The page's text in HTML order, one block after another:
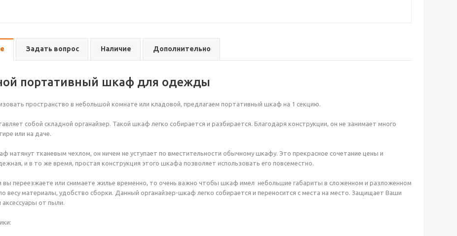
Задать вопрос Наличие Дополнительно
портативный шкаф для одежды
пространство в небольшой комнате или кладовой, предлагаем портативный шкаф на 1 секцию.
собой складной органайзер. Такой шкаф легко собирается и разбирается. Благодаря конструкции, он не занимает много
или на даче.
натянут тканевым чехлом, он ничем не уступает по вместительности обычному шкафу. Это прекрасное сочетание цены и
и в то же время, простая конструкция этого шкафа позволяет использовать его повсеместно.
вы переезжаете или снимаете жилье временно, то очень важно чтобы шкаф имел небольшие габариты в сложенном и разложенном
весу материалы, удобство сборки. Данный органайзер-шкаф легко собирается и переносится с места на место. Защищает Ваши
аксессуары от пыли.